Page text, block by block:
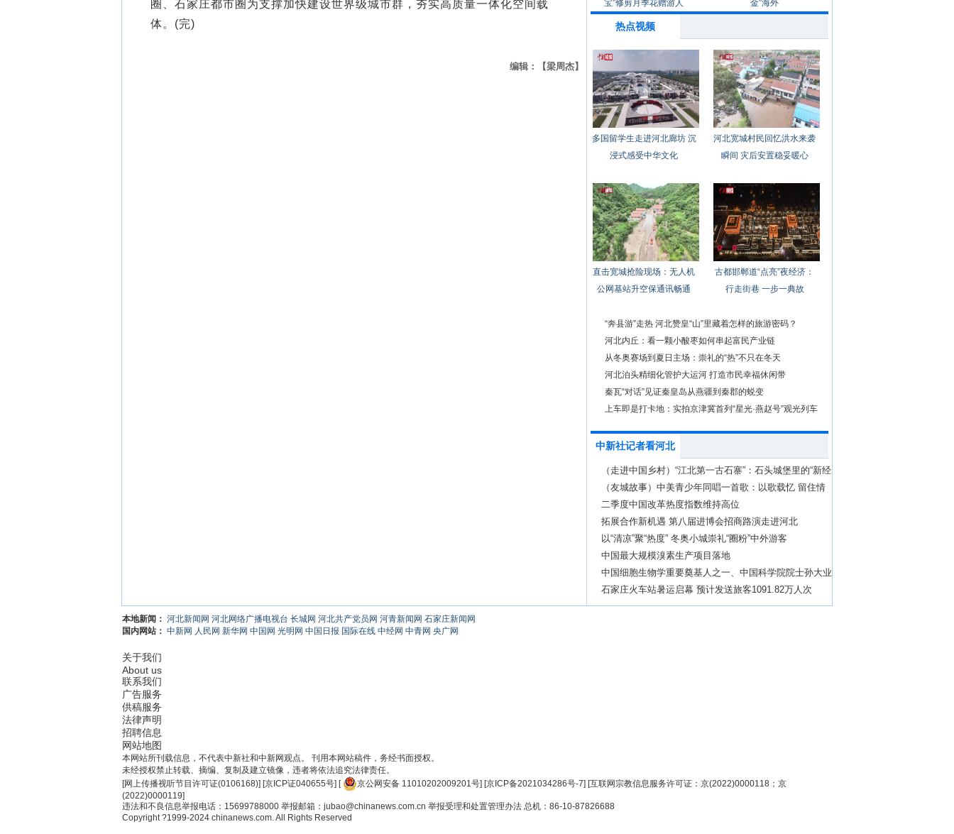
圈、石家庄都市圈为支撑加快建设世界级城市群，夯实高质量一体化空间载
体。(完)
编辑：【梁周杰】
宝”修剪月季花赠游人
金”海外
热点视频
多国留学生走进河北廊坊 沉
浸式感受中华文化
河北宽城村民回忆洪水来袭
瞬间 灾后安置稳妥暖心
直击宽城抢险现场：无人机
公网基站升空保通讯畅通
古都邯郸道“点亮”夜经济：
行走街巷 一步一典故
“奔县游”走热 河北赞皇“山”里藏着怎样的旅游密码？
河北内丘：看一颗小酸枣如何串起富民产业链
从冬奥赛场到夏日主场：崇礼的“热”不只在冬天
河北泊头精细化管护大运河 打造市民幸福休闲带
秦瓦“对话”见证秦皇岛从燕疆到秦郡的蜕变
上车即是打卡地：实拍京津冀首列“星光·燕赵号”观光列车
中新社记者看河北
（走进中国乡村）“江北第一古石寨”：石头城堡里的“新经
济”
（友城故事）中美青少年同唱一首歌：以歌载忆 留住情
缘
二季度中国改革热度指数维持高位
拓展合作新机遇 第八届进博会招商路演走进河北
以“清凉”聚“热度” 冬奥小城崇礼“圈粉”中外游客
中国最大规模溴素生产项目落地
中国细胞生物学重要奠基人之一、中国科学院院士孙大业
逝世
石家庄火车站暑运启幕 预计发送旅客1091.82万人次
本地新闻： 河北新闻网 河北网络广播电视台 长城网 河北共产党员网 河青新闻网 石家庄新闻网
国内网站： 中新网 人民网 新华网 中国网 光明网 中国日报 国际在线 中经网 中青网 央广网
关于我们
About us
联系我们
广告服务
供稿服务
法律声明
招聘信息
网站地图
本网站所刊载信息，不代表中新社和中新网观点。 刊用本网站稿件，务经书面授权。
未经授权禁止转载、摘编、复制及建立镜像，违者将依法追究法律责任。
[网上传播视听节目许可证(0106168)] [京ICP证040655号] [ 京公网安备 11010202009201号] [京ICP备2021034286号-7] [互联网宗教信息服务许可证：京(2022)0000118；京
(2022)0000119]
违法和不良信息举报电话：15699788000 举报邮箱：jubao@chinanews.com.cn 举报受理和处置管理办法 总机：86-10-87826688
Copyright ?1999-2024 chinanews.com. All Rights Reserved